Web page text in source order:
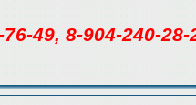
76-49, 8-904-240-28-